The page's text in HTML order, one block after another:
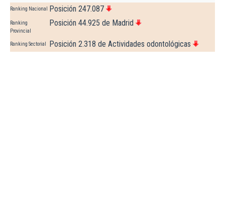
Ranking Nacional Posición 247.087
Ranking
Provincial
Posición 44.925 de Madrid
Ranking Sectorial Posición 2.318 de Actividades odontológicas